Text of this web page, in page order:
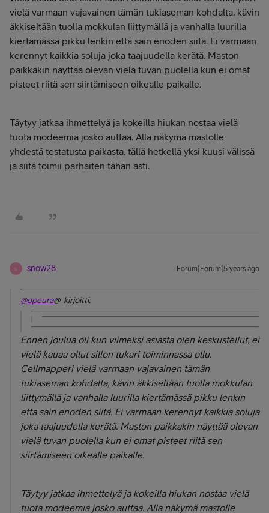
vielä varmaan vajavainen tämän tukiaseman kohdalta, kävin
äkkiseltään tuolla mokkulan liittymällä ja vanhalla luurilla
kiertämässä pikku lenkin että sain enoden siitä. Ei varmaan
kerennyt kaikkia soluja joka taajuudella kerätä. Maston
paikkakin näyttää olevan vielä tuvan puolella kun ei omat
pisteet riitä sen siirtämiseen oikealle paikalle.
Täytyy jatkaa ihmettelyä ja kokeilla hiukan nostaa vielä
tuota modeemia josko auttaa. Alla näkymä mastolle
yhdestä testatusta paikasta, tällä hetkellä yksi kuusi välissä
ja siitä toimii parhaiten tähän asti.
S snow28 Forum|Forum|5 years ago
@opeura@ kirjoitti:
Ennen joulua oli kun viimeksi asiasta olen keskustellut, ei
vielä kauaa ollut sillon tukari toiminnassa ollu.
Cellmapperi vielä varmaan vajavainen tämän
tukiaseman kohdalta, kävin äkkiseltään tuolla mokkulan
liittymällä ja vanhalla luurilla kiertämässä pikku lenkin
että sain enoden siitä. Ei varmaan kerennyt kaikkia soluja
joka taajuudella kerätä. Maston paikkakin näyttää olevan
vielä tuvan puolella kun ei omat pisteet riitä sen
siirtämiseen oikealle paikalle.
Täytyy jatkaa ihmettelyä ja kokeilla hiukan nostaa vielä
tuota modeemia josko auttaa. Alla näkymä mastolle